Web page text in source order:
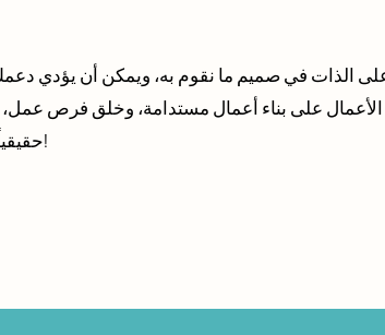
حقيقياً في العالم الحقيقي حيثما كان ذلك أكثر أهمية!